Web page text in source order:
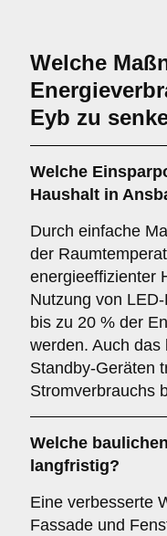
Welche
Eyb zu
Welche
Haushalt in
Durch einfache
der
energieeffizienter
Nutzung von
bis zu 20 % der
werden. Auch das
Standby-Geräten
Stromverbrauchs
Welche
langfristig?
Eine verbesserte
Fassade und